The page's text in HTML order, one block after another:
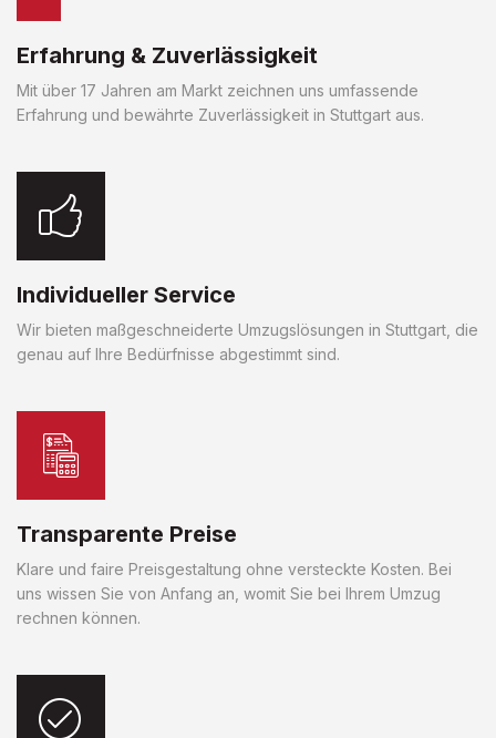
Erfahrung & Zuverlässigkeit
Mit über 17 Jahren am Markt zeichnen uns umfassende
Erfahrung und bewährte Zuverlässigkeit in Stuttgart aus.
Individueller Service
Wir bieten maßgeschneiderte Umzugslösungen in Stuttgart, die
genau auf Ihre Bedürfnisse abgestimmt sind.
Transparente Preise
Klare und faire Preisgestaltung ohne versteckte Kosten. Bei
uns wissen Sie von Anfang an, womit Sie bei Ihrem Umzug
rechnen können.